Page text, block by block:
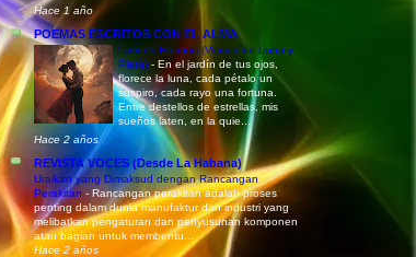
Hace 1 año
POEMAS ESCRITOS CON EL ALMA
Latidos Eternos (Versos de Luna y
Plata) - En el jardín de tus ojos,
florece la luna, cada pétalo un
suspiro, cada rayo una fortuna.
Entre destellos de estrellas, mis
sueños laten, en la quie...
Hace 2 años
REVISTA VOCES (Desde La Habana)
Uraikan yang Dimaksud dengan Rancangan
Perakitan - Rancangan perakitan adalah proses
penting dalam dunia manufaktur dan industri yang
melibatkan pengaturan dan penyusunan komponen
atau bagian untuk membentu...
Hace 2 años